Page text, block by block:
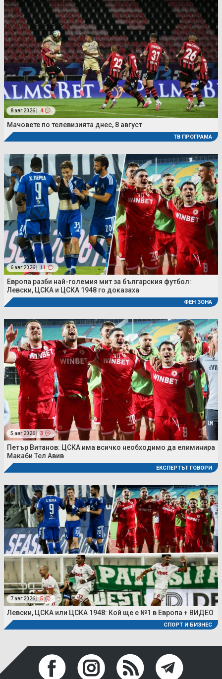
8 авг 2026 | 4
Мачовете по телевизията днес, 8 август
ТВ ПРОГРАМА
6 авг 2026 | 11
Европа разби най-големия мит за българския футбол:
Левски, ЦСКА и ЦСКА 1948 го доказаха
ФЕН ЗОНА
5 авг 2026 | 3
Петър Витанов: ЦСКА има всичко необходимо да елиминира
Макаби Тел Авив
ЕКСПЕРТЪТ ГОВОРИ
7 авг 2026 | 5
Левски, ЦСКА или ЦСКА 1948: Кой ще е №1 в Европа + ВИДЕО
СПОРТ И БИЗНЕС